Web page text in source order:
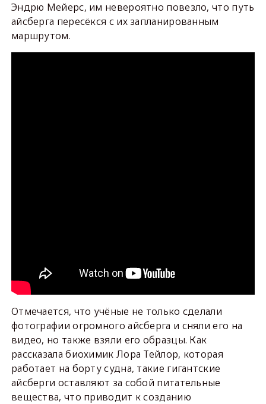
Эндрю Мейерс, им невероятно повезло, что путь
айсберга пересёкся с их запланированным
маршрутом.
Отмечается, что учёные не только сделали
фотографии огромного айсберга и сняли его на
видео, но также взяли его образцы. Как
рассказала биохимик Лора Тейлор, которая
работает на борту судна, такие гигантские
айсберги оставляют за собой питательные
вещества, что приводит к созданию